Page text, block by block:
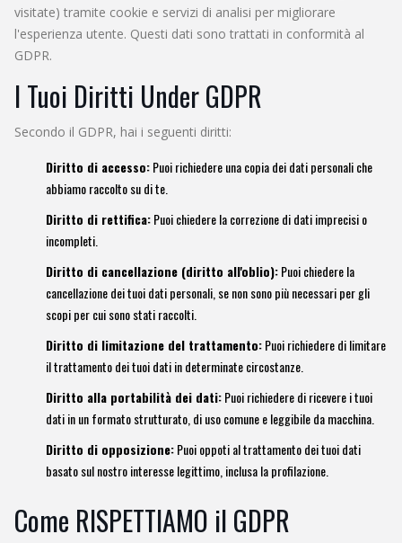
visitate) tramite cookie e servizi di analisi per migliorare
l'esperienza utente. Questi dati sono trattati in conformità al
GDPR.
I Tuoi Diritti Under GDPR
Secondo il GDPR, hai i seguenti diritti:
Diritto di accesso:Puoi richiedere una copia dei dati personali che
abbiamo raccolto su di te.
Diritto di rettifica:Puoi chiedere la correzione di dati imprecisi o
incompleti.
Diritto di cancellazione (diritto all'oblio):Puoi chiedere la
cancellazione dei tuoi dati personali, se non sono più necessari per gli
scopi per cui sono stati raccolti.
Diritto di limitazione del trattamento:Puoi richiedere di limitare
il trattamento dei tuoi dati in determinate circostanze.
Diritto alla portabilità dei dati:Puoi richiedere di ricevere i tuoi
dati in un formato strutturato, di uso comune e leggibile da macchina.
Diritto di opposizione:Puoi oppoti al trattamento dei tuoi dati
basato sul nostro interesse legittimo, inclusa la profilazione.
Come RISPETTIAMO il GDPR